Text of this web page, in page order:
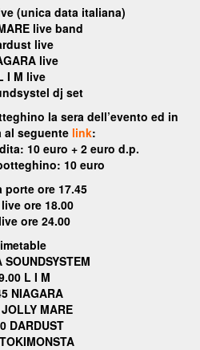
(unica data italiana)
live band
live
live
I M live
dj set
la sera dell’evento ed in
al seguentelink:
10 euro + 2 euro d.p.
10 euro
porte ore 17.45
ore 18.00
ore 24.00
SOUNDSYSTEM
L I M
NIAGARA
MARE
DARDUST